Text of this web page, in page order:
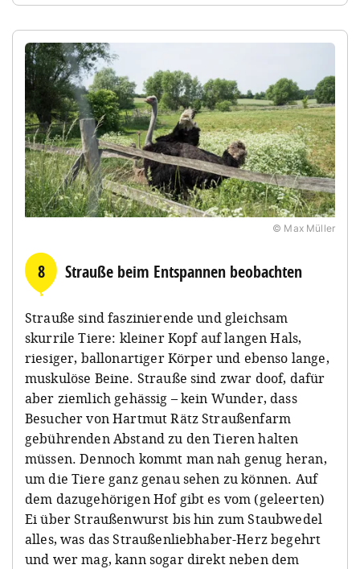
© Max Müller
8 Strauße beim Entspannen beobachten
Strauße sind faszinierende und gleichsam
skurrile Tiere: kleiner Kopf auf langen Hals,
riesiger, ballonartiger Körper und ebenso lange,
muskulöse Beine. Strauße sind zwar doof, dafür
aber ziemlich gehässig – kein Wunder, dass
Besucher von Hartmut Rätz Straußenfarm
gebührenden Abstand zu den Tieren halten
müssen. Dennoch kommt man nah genug heran,
um die Tiere ganz genau sehen zu können. Auf
dem dazugehörigen Hof gibt es vom (geleerten)
Ei über Straußenwurst bis hin zum Staubwedel
alles, was das Straußenliebhaber-Herz begehrt
und wer mag, kann sogar direkt neben dem